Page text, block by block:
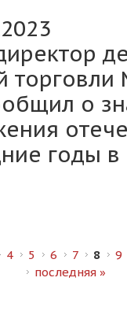
о
годы в
4 5 6 7 8
9
последняя »